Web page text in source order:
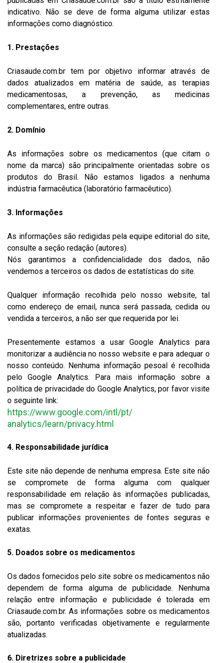
indicativo. Não se deve de forma alguma utilizar estas
informações como diagnóstico.
1. Prestações
Criasaude.com.br tem por objetivo informar através de
dados atualizados em matéria de saúde, as terapias
medicamentosas, a prevenção, as medicinas
complementares, entre outras.
2. Domínio
As informações sobre os medicamentos (que citam o
nome da marca) são principalmente orientadas sobre os
produtos do Brasil. Não estamos ligados a nenhuma
indústria farmacêutica (laboratório farmacêutico).
3. Informações
As informações são redigidas pela equipe editorial do site,
consulte a seção redação (autores).
Nós garantimos a confidencialidade dos dados, não
vendemos a terceiros os dados de estatísticas do site.
Qualquer informação recolhida pelo nosso website, tal
como endereço de email, nunca será passada, cedida ou
vendida a terceiros, a não ser que requerida por lei.
Presentemente estamos a usar Google Analytics para
monitorizar a audiência no nosso website e para adequar o
nosso conteúdo. Nenhuma informação pesoal é recolhida
pelo Google Analytics. Para mais informação sobre a
política de privacidade do Google Analytics, por favor visite
o seguinte link:
https://www.google.com/intl/pt/
analytics/learn/privacy.html
4. Responsabilidade jurídica
Este site não depende de nenhuma empresa. Este site não
se compromete de forma alguma com qualquer
responsabilidade em relação às informações publicadas,
mas se compromete a respeitar e fazer de tudo para
publicar informações provenientes de fontes seguras e
exatas.
5. Doados sobre os medicamentos
Os dados fornecidos pelo site sobre os medicamentos não
dependem de forma alguma de publicidade. Nenhuma
relação entre informação e publicidade é tolerada em
Criasaude.com.br. As informações sobre os medicamentos
são, portanto verificadas objetivamente e regularmente
atualizadas.
6. Diretrizes sobre a publicidade